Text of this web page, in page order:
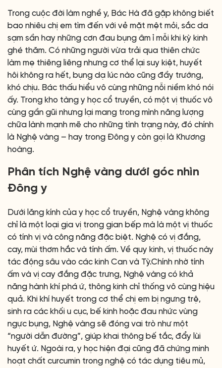
Trong cuộc đời làm nghề y, Bác Hà đã gặp không biết
bao nhiêu chị em tìm đến với vẻ mặt mệt mỏi, sắc da
sạm sần hay những cơn đau bụng âm ỉ mỗi khi kỳ kinh
ghé thăm. Có những người vừa trải qua thiên chức
làm mẹ thiêng liêng nhưng cơ thể lại suy kiệt, huyết
hôi không ra hết, bụng dạ lúc nào cũng đầy trướng,
khó chịu. Bác thấu hiểu vô cùng những nỗi niềm khó nói
ấy. Trong kho tàng y học cổ truyền, có một vị thuốc vô
cùng gần gũi nhưng lại mang trong mình năng lượng
chữa lành mạnh mẽ cho những tình trạng này, đó chính
là Nghệ vàng – hay trong Đông y còn gọi là Khương
hoàng.
Phân tích Nghệ vàng dưới góc nhìn
Đông y
Dưới lăng kính của y học cổ truyền, Nghệ vàng không
chỉ là một loại gia vị trong gian bếp mà là một vị thuốc
có tính vị và công năng đặc biệt. Nghệ có vị đắng,
cay, mùi thơm hắc và tính ấm. Về quy kinh, vị thuốc này
tác động sâu vào các kinh Can và Tỳ.Chính nhờ tính
ấm và vị cay đắng đặc trưng, Nghệ vàng có khả
năng hành khí phá ứ, thông kinh chỉ thống vô cùng hiệu
quả. Khi khí huyết trong cơ thể chị em bị ngưng trệ,
sinh ra các khối u cục, bế kinh hoặc đau nhức vùng
ngực bụng, Nghệ vàng sẽ đóng vai trò như một
“người dẫn đường”, giúp khai thông bế tắc, đẩy lùi
huyết ứ. Ngoài ra, y học hiện đại cũng đã chứng minh
hoạt chất curcumin trong nghệ có tác dụng tiêu mủ,